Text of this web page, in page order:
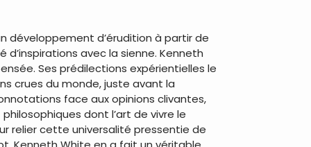
développement d’érudition à partir de
avec la sienne. Kenneth
Ses prédilections expérientielles le
crues du monde, juste avant la
face aux opinions clivantes,
dont l’art de vivre le
relier cette universalité pressentie de